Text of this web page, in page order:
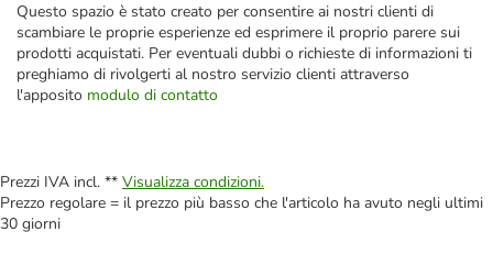
Questo spazio è stato creato per consentire ai nostri clienti di
scambiare le proprie esperienze ed esprimere il proprio parere sui
prodotti acquistati. Per eventuali dubbi o richieste di informazioni ti
preghiamo di rivolgerti al nostro servizio clienti attraverso
l'apposito modulo di contatto
Prezzi IVA incl. ** Visualizza condizioni.
Prezzo regolare = il prezzo più basso che l'articolo ha avuto negli ultimi
30 giorni